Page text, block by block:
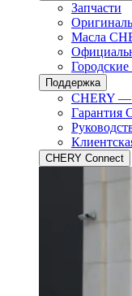
Запчасти
Масла
Поддержка
CHERY —
Гарантия
CHERY Connect